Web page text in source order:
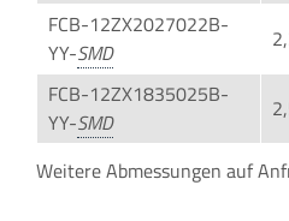
FCB-12ZX2027022B-
YY-
FCB-12ZX1835025B-
YY-
Weitere Abmessungen auf